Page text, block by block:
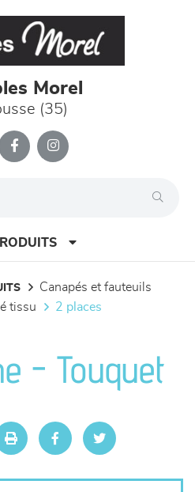
Morel
(35)
canapés et fauteuils
tissu
2 places
- Touquet